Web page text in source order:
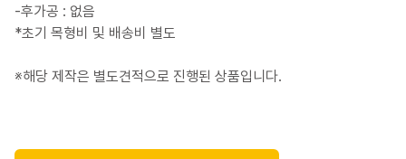
-후가공 : 없음
*초기 목형비 및 배송비 별도
※해당 제작은 별도견적으로 진행된 상품입니다.